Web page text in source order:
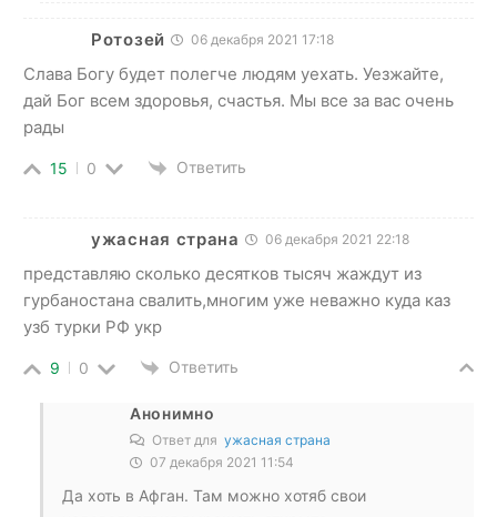
Ротозей 06 декабря 2021 17:18
Слава Богу будет полегче людям уехать. Уезжайте,
дай Бог всем здоровья, счастья. Мы все за вас очень
рады
15 0 Ответить
ужасная страна 06 декабря 2021 22:18
представляю сколько десятков тысяч жаждут из
гурбаностана свалить,многим уже неважно куда каз
узб турки РФ укр
9 0 Ответить
Анонимно
Ответ для ужасная страна
07 декабря 2021 11:54
Да хоть в Афган. Там можно хотяб свои